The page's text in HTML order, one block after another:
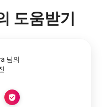
도움받기